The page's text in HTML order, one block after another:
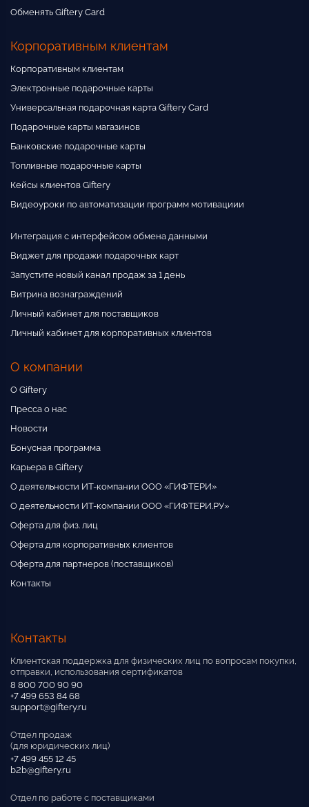
Обменять Giftery Card
Корпоративным клиентам
Корпоративным клиентам
Электронные подарочные карты
Универсальная подарочная карта Giftery Card
Подарочные карты магазинов
Банковские подарочные карты
Топливные подарочные карты
Кейсы клиентов Giftery
Видеоуроки по автоматизации программ мотивациии
Интеграция с интерфейсом обмена данными
Виджет для продажи подарочных карт
Запустите новый канал продаж за 1 день
Витрина вознаграждений
Личный кабинет для поставщиков
Личный кабинет для корпоративных клиентов
О компании
О Giftery
Пресса о нас
Новости
Бонусная программа
Карьера в Giftery
О деятельности ИТ-компании ООО «ГИФТЕРИ»
О деятельности ИТ-компании ООО «ГИФТЕРИ.РУ»
Оферта для физ. лиц
Оферта для корпоративных клиентов
Оферта для партнеров (поставщиков)
Контакты
Контакты
Клиентская поддержка для физических лиц по вопросам покупки,
отправки, использования сертификатов
8 800 700 90 90
+7 499 653 84 68
support@giftery.ru
Отдел продаж
(для юридических лиц)
+7 499 455 12 45
b2b@giftery.ru
Отдел по работе с поставщиками